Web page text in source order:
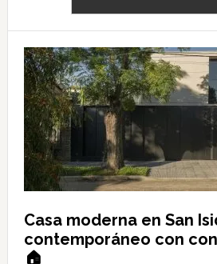
Casa moderna en San
contemporáneo con
🏠